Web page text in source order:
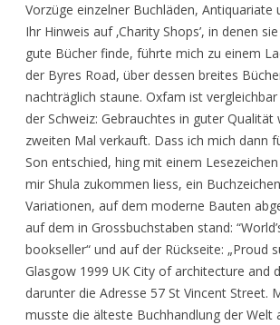
Vorzüge einzelner Buchläden, Antiquariate
Ihr Hinweis auf ‚Charity Shops’, in denen
gute Bücher finde, führte mich zu einem
der Byres Road, über dessen breites
nachträglich staune. Oxfam ist
der Schweiz: Gebrauchtes in guter Qualität
zweiten Mal verkauft. Dass ich mich dann
Son entschied, hing mit einem
mir Shula zukommen liess, ein
Variationen, auf dem moderne Bauten
auf dem in Grossbuchstaben stand:
bookseller“ und auf der Rückseite: „Proud
Glasgow 1999 UK City of architecture and
darunter die Adresse 57 St Vincent Street.
musste die älteste Buchhandlung der Welt